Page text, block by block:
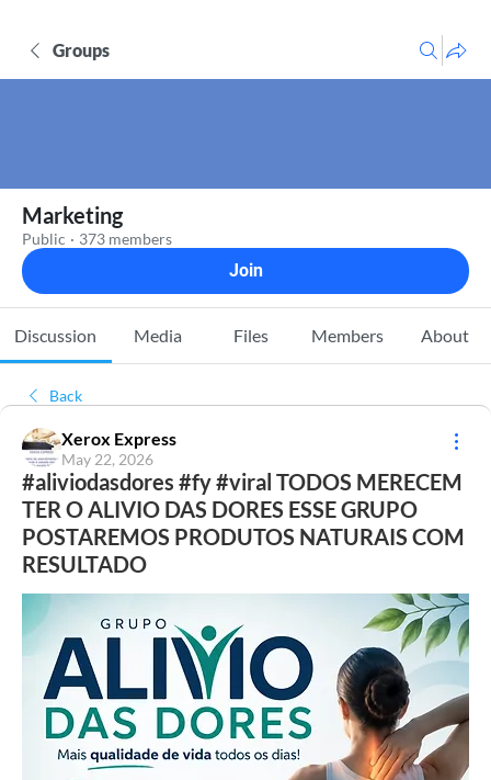
Groups
Marketing
Public · 373 members
Join
Discussion Media Files Members About
Back
Xerox Express
May 22, 2026
#aliviodasdores #fy #viral TODOS MERECEM
TER O ALIVIO DAS DORES ESSE GRUPO
POSTAREMOS PRODUTOS NATURAIS COM
RESULTADO